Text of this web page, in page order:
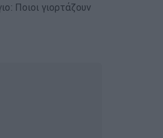
Ποιοι γιορτάζουν